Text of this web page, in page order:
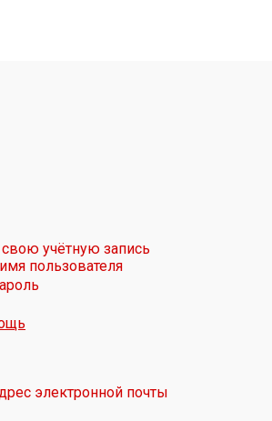
учётную запись
пользователя
электронной почты